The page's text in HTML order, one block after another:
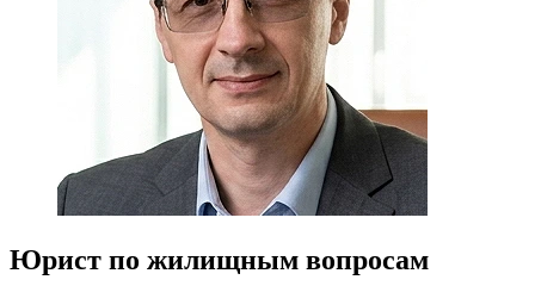
Юрист по жилищным вопросам